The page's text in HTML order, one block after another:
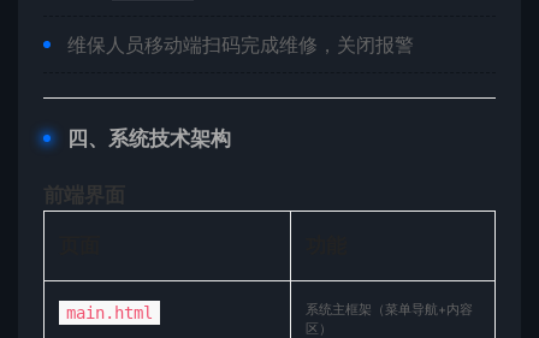
维保人员移动端扫码完成维修，关闭报警
​四、系统技术架构​
​前端界面​
main.html
系统主框架（菜单导航+内容
区）